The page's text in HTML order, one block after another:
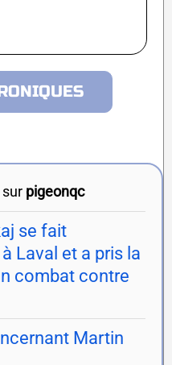
pigeonqc
se fait
Laval et a pris la
combat contre
Martin